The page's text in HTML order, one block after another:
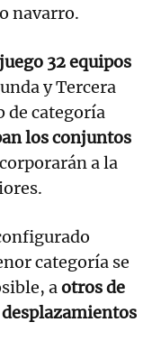
navarro.
32 equipos
y Tercera
de categoría
los conjuntos
a la
categoría se
aotros de